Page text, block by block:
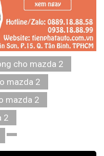
cho mazda 2
mazda 2
mazda 2
2